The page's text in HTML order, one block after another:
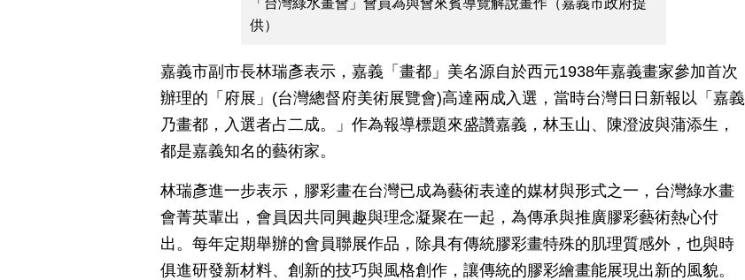
「台灣綠水畫會」會員為與會來賓導覽解說畫作（嘉義市政府提
供）
嘉義市副市長林瑞彥表示，嘉義「畫都」美名源自於西元1938年嘉義畫家參加首次
辦理的「府展」(台灣總督府美術展覽會)高達兩成入選，當時台灣日日新報以「嘉義
乃畫都，入選者占二成。」作為報導標題來盛讚嘉義，林玉山、陳澄波與蒲添生，
都是嘉義知名的藝術家。
林瑞彥進一步表示，膠彩畫在台灣已成為藝術表達的媒材與形式之一，台灣綠水畫
會菁英輩出，會員因共同興趣與理念凝聚在一起，為傳承與推廣膠彩藝術熱心付
出。每年定期舉辦的會員聯展作品，除具有傳統膠彩畫特殊的肌理質感外，也與時
俱進研發新材料、創新的技巧與風格創作，讓傳統的膠彩繪畫能展現出新的風貌。